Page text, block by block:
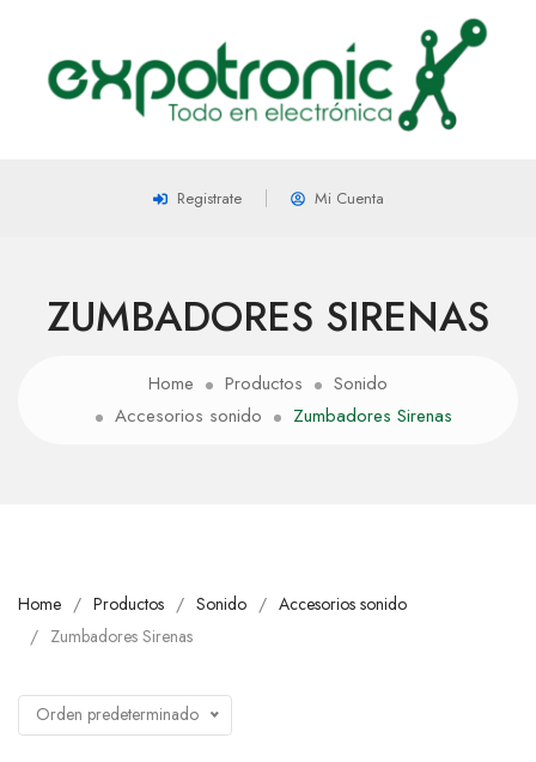
Registrate Mi Cuenta
ZUMBADORES SIRENAS
Home Productos
Sonido
Accesorios sonido
Zumbadores Sirenas
Home Productos Sonido
Accesorios sonido
Zumbadores Sirenas
Orden predeterminado